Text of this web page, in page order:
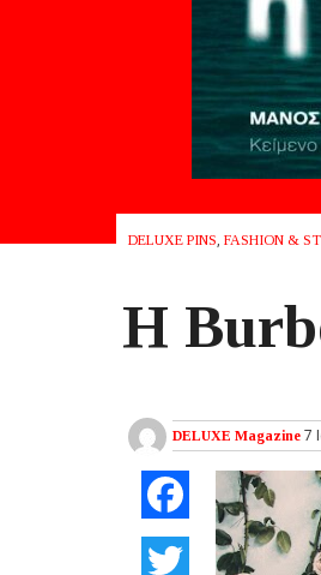
DELUXE PINS, FASHION &
Η
DELUXE Magazine 7
Facebook
Twitter